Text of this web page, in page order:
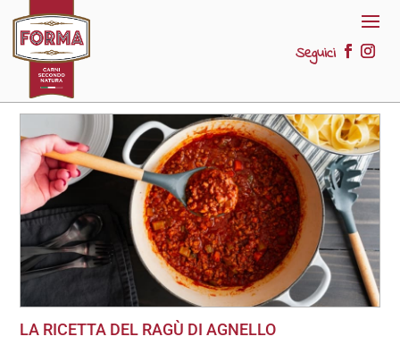
Seguici
LA RICETTA DEL RAGÙ DI AGNELLO